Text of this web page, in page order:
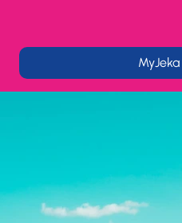
MyJeka